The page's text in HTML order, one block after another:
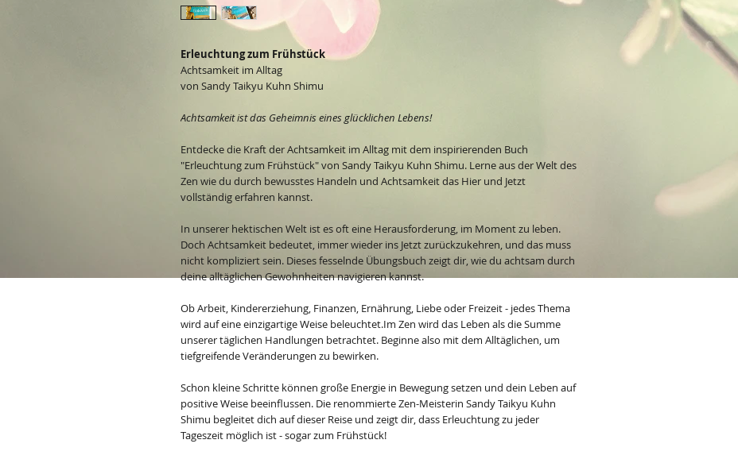
Erleuchtung zum Frühstück
Achtsamkeit im Alltag
von Sandy Taikyu Kuhn Shimu
Achtsamkeit ist das Geheimnis eines glücklichen Lebens!
Entdecke die Kraft der Achtsamkeit im Alltag mit dem inspirierenden Buch
"Erleuchtung zum Frühstück" von Sandy Taikyu Kuhn Shimu. Lerne aus der Welt des
Zen wie du durch bewusstes Handeln und Achtsamkeit das Hier und Jetzt
vollständig erfahren kannst.
In unserer hektischen Welt ist es oft eine Herausforderung, im Moment zu leben.
Doch Achtsamkeit bedeutet, immer wieder ins Jetzt zurückzukehren, und das muss
nicht kompliziert sein. Dieses fesselnde Übungsbuch zeigt dir, wie du achtsam durch
deine alltäglichen Gewohnheiten navigieren kannst.
Ob Arbeit, Kindererziehung, Finanzen, Ernährung, Liebe oder Freizeit - jedes Thema
wird auf eine einzigartige Weise beleuchtet.Im Zen wird das Leben als die Summe
unserer täglichen Handlungen betrachtet. Beginne also mit dem Alltäglichen, um
tiefgreifende Veränderungen zu bewirken.
Schon kleine Schritte können große Energie in Bewegung setzen und dein Leben auf
positive Weise beeinflussen. Die renommierte Zen-Meisterin Sandy Taikyu Kuhn
Shimu begleitet dich auf dieser Reise und zeigt dir, dass Erleuchtung zu jeder
Tageszeit möglich ist - sogar zum Frühstück!